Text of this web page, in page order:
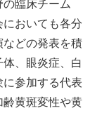
臨床チーム
おいても各分
などの発表を積
、眼炎症、白
参加する代表
黄斑変性や黄